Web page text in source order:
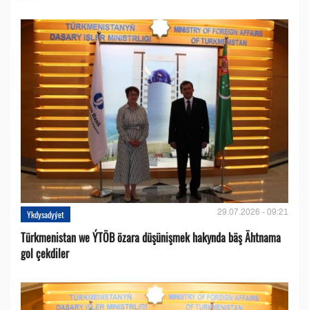
Ykdysadyýet 29.07.2026 - 09:21
Türkmenistan we ÝTÖB özara düşünişmek hakynda bäş Ähtnama
gol çekdiler